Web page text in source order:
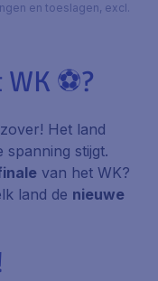
en toeslagen, excl.
⚽?
Het land
spanning stijgt.
van het WK?
land de nieuwe